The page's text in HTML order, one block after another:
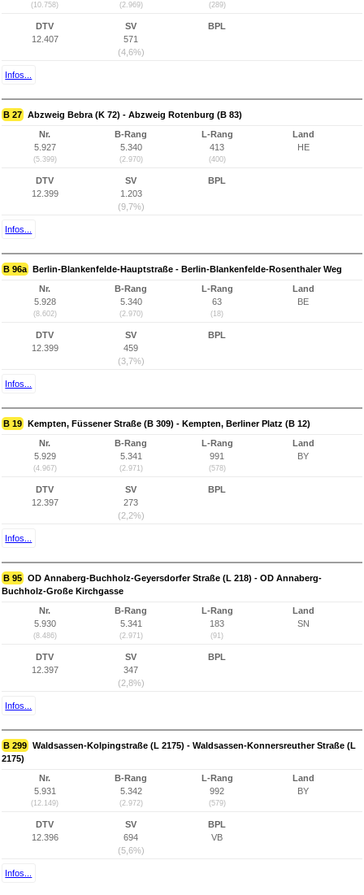
(10.758) (2.969) (289)
DTV
12.407
SV
571
(4,6%)
BPL
Infos...
B 27 Abzweig Bebra (K 72) - Abzweig Rotenburg (B 83)
Nr.
5.927
(5.399)
B-Rang
5.340
(2.970)
L-Rang
413
(400)
Land
HE
DTV
12.399
SV
1.203
(9,7%)
BPL
Infos...
B 96a Berlin-Blankenfelde-Hauptstraße - Berlin-Blankenfelde-Rosenthaler Weg
Nr.
5.928
(8.602)
B-Rang
5.340
(2.970)
L-Rang
63
(18)
Land
BE
DTV
12.399
SV
459
(3,7%)
BPL
Infos...
B 19 Kempten, Füssener Straße (B 309) - Kempten, Berliner Platz (B 12)
Nr.
5.929
(4.967)
B-Rang
5.341
(2.971)
L-Rang
991
(578)
Land
BY
DTV
12.397
SV
273
(2,2%)
BPL
Infos...
B 95 OD Annaberg-Buchholz-Geyersdorfer Straße (L 218) - OD Annaberg-
Buchholz-Große Kirchgasse
Nr.
5.930
(8.486)
B-Rang
5.341
(2.971)
L-Rang
183
(91)
Land
SN
DTV
12.397
SV
347
(2,8%)
BPL
Infos...
B 299 Waldsassen-Kolpingstraße (L 2175) - Waldsassen-Konnersreuther Straße (L
2175)
Nr.
5.931
(12.149)
B-Rang
5.342
(2.972)
L-Rang
992
(579)
Land
BY
DTV
12.396
SV
694
(5,6%)
BPL
VB
Infos...